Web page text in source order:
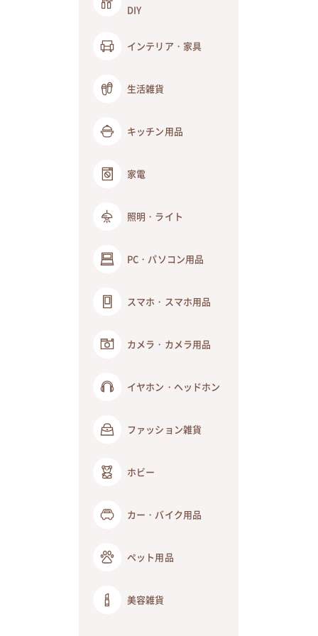
DIY
インテリア・家具
生活雑貨
キッチン用品
家電
照明・ライト
PC・パソコン用品
スマホ・スマホ用品
カメラ・カメラ用品
イヤホン・ヘッドホン
ファッション雑貨
ホビー
カー・バイク用品
ペット用品
美容雑貨